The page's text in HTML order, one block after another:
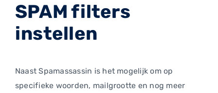
SPAM filters
instellen
Naast Spamassassin is het mogelijk om op
specifieke woorden, mailgrootte en nog meer